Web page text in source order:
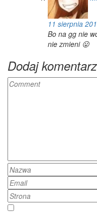
11 sierpnia
Bo na gg nie
nie zmieni 😛
Dodaj komentarz